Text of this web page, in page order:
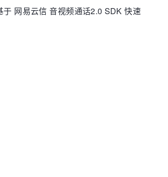
网易云信 音视频通话2.0 SDK 快速